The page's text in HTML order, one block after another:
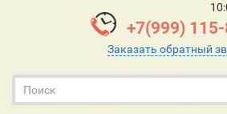
+7(999)
Заказать обратный